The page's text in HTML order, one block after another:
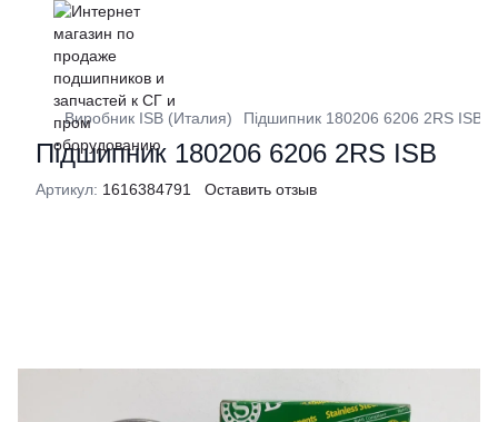
Виробник ISB (Италия) Підшипник 180206 6206 2RS ISB
Підшипник 180206 6206 2RS ISB
Артикул: 1616384791 Оставить отзыв